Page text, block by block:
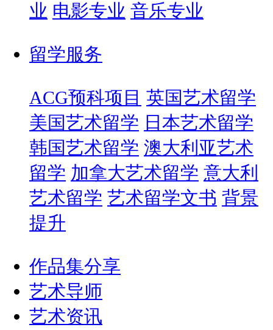
业 电影专业 音乐专业
留学服务
ACG预科项目 英国艺术留学
美国艺术留学 日本艺术留学
韩国艺术留学 澳大利亚艺术
留学 加拿大艺术留学 意大利
艺术留学 艺术留学文书 背景
提升
作品集分享
艺术导师
艺术资讯